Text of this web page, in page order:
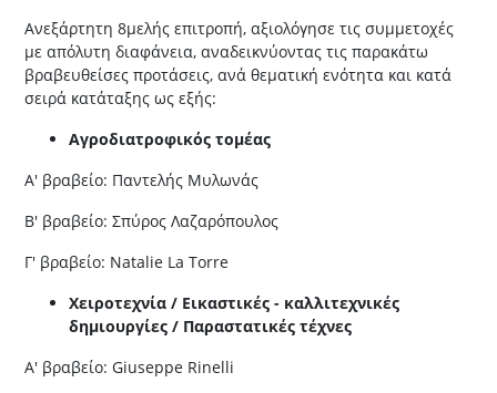
Ανεξάρτητη 8μελής επιτροπή, αξιολόγησε τις συμμετοχές
με απόλυτη διαφάνεια, αναδεικνύοντας τις παρακάτω
βραβευθείσες προτάσεις, ανά θεματική ενότητα και κατά
σειρά κατάταξης ως εξής:
Αγροδιατροφικός τομέας
Α' βραβείο: Παντελής Μυλωνάς
Β' βραβείο: Σπύρος Λαζαρόπουλος
Γ' βραβείο: Natalie La Torre
Χειροτεχνία / Εικαστικές - καλλιτεχνικές
δημιουργίες / Παραστατικές τέχνες
Α' βραβείο: Giuseppe Rinelli